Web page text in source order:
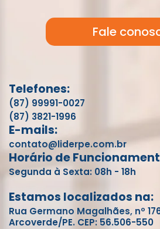
Fale
Telefones:
(87) 99991-0027
(87) 3821-1996
E-mails:
contato@liderpe.com.br
Horário de
Segunda à Sexta: 08h - 18h
Estamos localizados na:
Rua Germano Magalhães, nº
Arcoverde/PE. CEP: 56.506-550